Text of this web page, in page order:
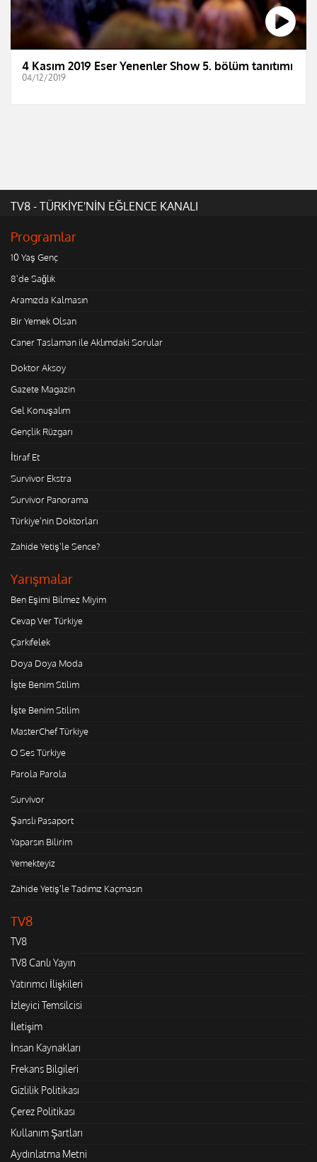
4 Kasım 2019 Eser Yenenler Show 5. bölüm tanıtımı
04/12/2019
TV8 - TÜRKİYE'NİN EĞLENCE KANALI
Programlar
10 Yaş Genç
8'de Sağlık
Aramızda Kalmasın
Bir Yemek Olsan
Caner Taslaman ile Aklımdaki Sorular
Doktor Aksoy
Gazete Magazin
Gel Konuşalım
Gençlik Rüzgarı
İtiraf Et
Survivor Ekstra
Survivor Panorama
Türkiye'nin Doktorları
Zahide Yetiş'le Sence?
Yarışmalar
Ben Eşimi Bilmez Miyim
Cevap Ver Türkiye
Çarkıfelek
Doya Doya Moda
İşte Benim Stilim
İşte Benim Stilim
MasterChef Türkiye
O Ses Türkiye
Parola Parola
Survivor
Şanslı Pasaport
Yaparsın Bilirim
Yemekteyiz
Zahide Yetiş'le Tadımız Kaçmasın
TV8
TV8
TV8 Canlı Yayın
Yatırımcı İlişkileri
İzleyici Temsilcisi
İletişim
İnsan Kaynakları
Frekans Bilgileri
Gizlilik Politikası
Çerez Politikası
Kullanım Şartları
Aydınlatma Metni